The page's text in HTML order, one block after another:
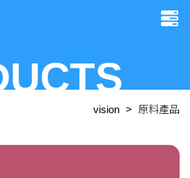
vision 原料產品